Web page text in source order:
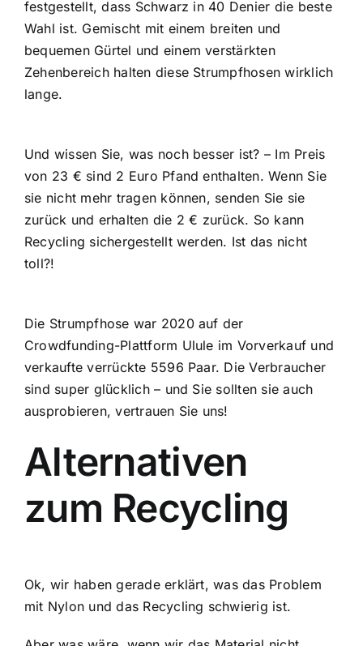
festgestellt, dass Schwarz in 40 Denier die beste
Wahl ist. Gemischt mit einem breiten und
bequemen Gürtel und einem verstärkten
Zehenbereich halten diese Strumpfhosen wirklich
lange.
Und wissen Sie, was noch besser ist? – Im Preis
von 23 € sind 2 Euro Pfand enthalten. Wenn Sie
sie nicht mehr tragen können, senden Sie sie
zurück und erhalten die 2 € zurück. So kann
Recycling sichergestellt werden. Ist das nicht
toll?!
Die Strumpfhose war 2020 auf der
Crowdfunding-Plattform Ulule im Vorverkauf und
verkaufte verrückte 5596 Paar. Die Verbraucher
sind super glücklich – und Sie sollten sie auch
ausprobieren, vertrauen Sie uns!
Alternativen
zum Recycling
Ok, wir haben gerade erklärt, was das Problem
mit Nylon und das Recycling schwierig ist.